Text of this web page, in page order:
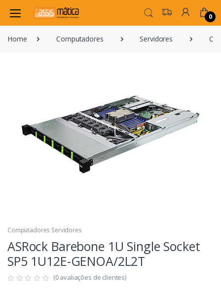
0
Home Computadores Servidores
Computadores Servidores
ASRock Barebone 1U Single Socket
SP5 1U12E-GENOA/2L2T
(0 avaliações de clientes)